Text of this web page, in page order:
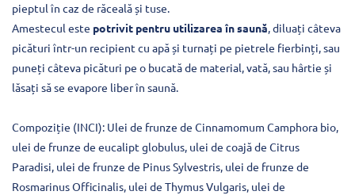
pieptul în caz de răceală și tuse.
Amestecul este potrivit pentru utilizarea în saună, diluați câteva
picături într-un recipient cu apă și turnați pe pietrele fierbinți, sau
puneți câteva picături pe o bucată de material, vată, sau hârtie și
lăsați să se evapore liber în saună.
Compoziție (INCI): Ulei de frunze de Cinnamomum Camphora bio,
ulei de frunze de eucalipt globulus, ulei de coajă de Citrus
Paradisi, ulei de frunze de Pinus Sylvestris, ulei de frunze de
Rosmarinus Officinalis, ulei de Thymus Vulgaris, ulei de